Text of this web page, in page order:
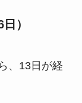
）
、13日が経